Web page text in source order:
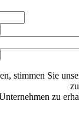
stimmen Sie
zu